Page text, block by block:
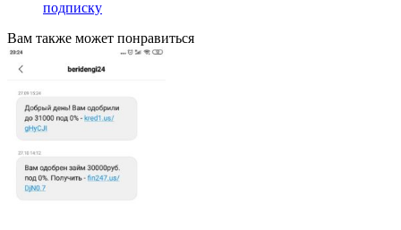
подписку
Вам также может понравиться